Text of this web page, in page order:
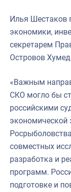
Илья Шестаков
экономики,
секретарем
Островов
«Важным
СКО могло бы
российскими
экономической
совместных
разработка и
программ.
подготовке и